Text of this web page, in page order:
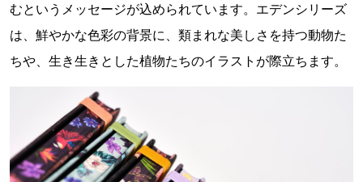
むというメッセージが込められています。エデンシリーズ
は、鮮やかな色彩の背景に、類まれな美しさを持つ動物た
ちや、生き生きとした植物たちのイラストが際立ちます。